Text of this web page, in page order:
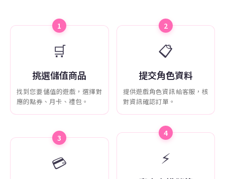
1
🛒
挑選儲值商品
找到您要儲值的遊戲，選擇對
應的點券、月卡、禮包。
2
📋
提交角色資料
提供遊戲角色資訊給客服，核
對資訊確認訂單。
3
💳
4
⚡